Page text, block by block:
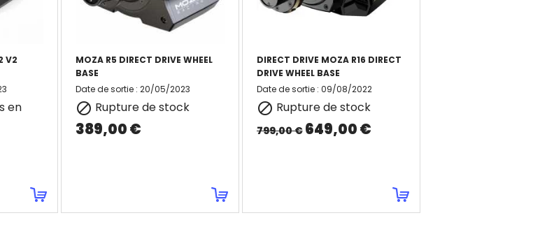
V2
en
MOZA R5 DIRECT DRIVE WHEEL
BASE
Date de sortie: 20/05/2023
 Rupture de stock
389,00 €
DIRECT DRIVE MOZA R16 DIRECT
DRIVE WHEEL BASE
Date de sortie: 09/08/2022
 Rupture de stock
799,00 € 649,00 €